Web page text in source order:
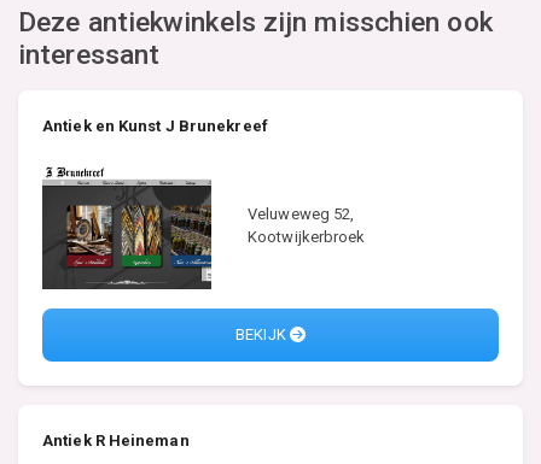
Deze antiekwinkels zijn misschien ook
interessant
Antiek en Kunst J Brunekreef
Veluweweg 52,
Kootwijkerbroek
BEKIJK
Antiek R Heineman